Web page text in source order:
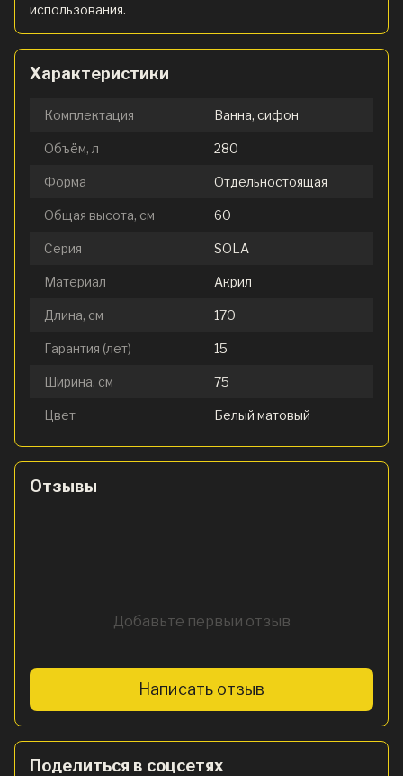
использования.
Характеристики
Комплектация Ванна, сифон
Объём, л 280
Форма Отдельностоящая
Общая высота, см 60
Серия SOLA
Материал Акрил
Длина, см 170
Гарантия (лет) 15
Ширина, см 75
Цвет Белый матовый
Отзывы
Добавьте первый отзыв
Написать отзыв
Поделиться в соцсетях